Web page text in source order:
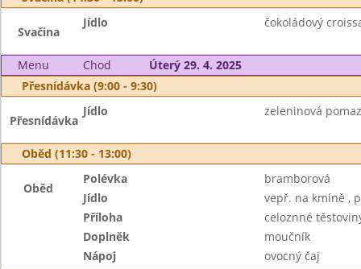
Svačina
Jídlo čokoládový
Menu Chod
Úterý 29. 4. 2025
Přesnídávka (9:00 - 9:30)
Přesnídávka
Jídlo zeleninová
Oběd (11:30 - 13:00)
Oběd
Polévka
bramborová
Jídlo
vepř. na kmíně ,
Příloha
celoznné
Doplněk
moučník
Nápoj
ovocný čaj